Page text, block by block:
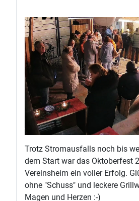
Trotz Stromausfalls noch bis
dem Start war das Oktoberfest
Vereinsheim ein voller Erfolg.
ohne "Schuss" und leckere
Magen und Herzen :-)